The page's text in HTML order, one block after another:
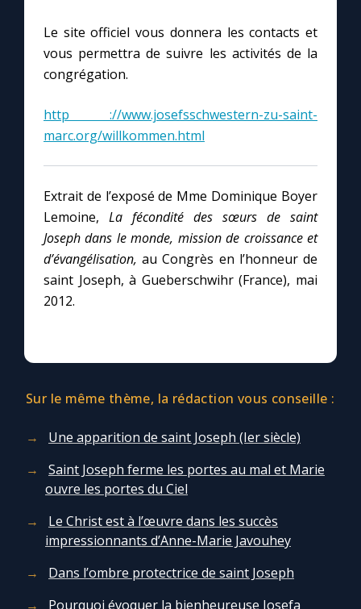
Le site officiel vous donnera les contacts et
vous permettra de suivre les activités de la
congrégation.
http ://www.josefsschwestern-zu-saint-
marc.org/willkommen.html
Extrait de l’exposé de Mme Dominique Boyer
Lemoine, La fécondité des sœurs de saint
Joseph dans le monde, mission de croissance et
d’évangélisation, au Congrès en l’honneur de
saint Joseph, à Gueberschwihr (France), mai
2012.
Sur le même thème, la rédaction vous conseille :
Une apparition de saint Joseph (Ier siècle)
Saint Joseph ferme les portes au mal et Marie
ouvre les portes du Ciel
Le Christ est à l’œuvre dans les succès
impressionnants d’Anne-Marie Javouhey
Dans l’ombre protectrice de saint Joseph
Pourquoi évoquer la bienheureuse Josefa